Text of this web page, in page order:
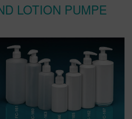
LOTION PUMPE